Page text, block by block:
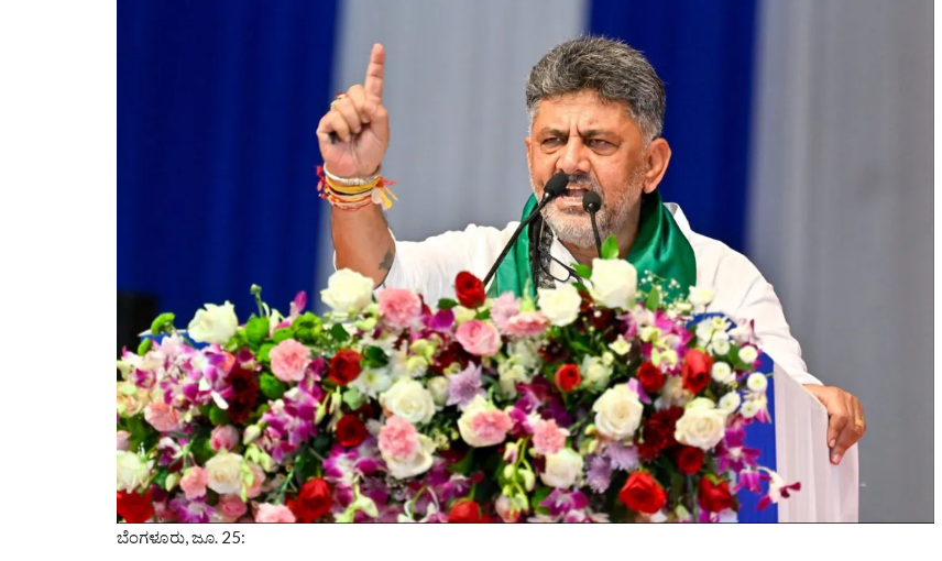
ಬೆಂಗಳೂರು, ಜೂ. 25: